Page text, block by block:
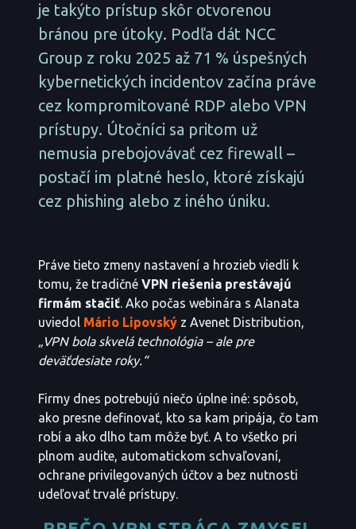
je takýto prístup skôr otvorenou
bránou pre útoky. Podľa dát NCC
Group z roku 2025 až 71 % úspešných
kybernetických incidentov začína práve
cez kompromitované RDP alebo VPN
prístupy. Útočníci sa pritom už
nemusia prebojovávať cez firewall –
postačí im platné heslo, ktoré získajú
cez phishing alebo z iného úniku.
Práve tieto zmeny nastavení a hrozieb viedli k
tomu, že tradičnéVPN riešenia prestávajú
firmám stačiť. Ako počas webinára s Alanata
uviedol Mário Lipovskýz Avenet Distribution,
„VPN bola skvelá technológia – ale pre
deväťdesiate roky.“
Firmy dnes potrebujú niečo úplne iné: spôsob,
ako presne definovať, kto sa kam pripája, čo tam
robí a ako dlho tam môže byť. A to všetko pri
plnom audite, automatickom schvaľovaní,
ochrane privilegovaných účtov a bez nutnosti
udeľovať trvalé prístupy.